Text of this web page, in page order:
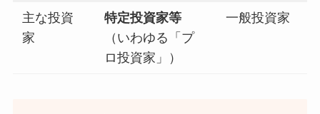
主な投資
家
特定投資家等
（いわゆる「プ
ロ投資家」）
一般投資家